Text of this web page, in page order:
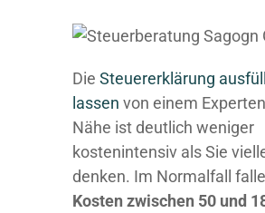
Die Steuererklärung
lassen von einem
Nähe ist deutlich weniger
kostenintensiv als Sie
denken. Im Normalfall
Kosten zwischen 50 und